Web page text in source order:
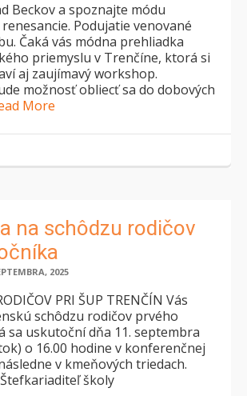
Beckov a spoznajte módu
Podujatie venované
Čaká vás módna prehliadka
priemyslu v Trenčíne, ktorá si
aj zaujímavý workshop.
možnosť obliecť sa do dobových
More
na schôdzu rodičov
2025
PRI ŠUP TRENČÍN Vás
schôdzu rodičov prvého
sa uskutoční dňa 11. septembra
o 16.00 hodine v konferenčnej
v kmeňových triedach.
školy